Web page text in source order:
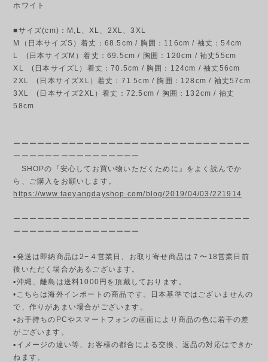
ホワイト
■サイズ(cm)：M,L、XL、2XL、3XL
M（日本サイズS）着丈：68.5cm / 胸囲：116cm / 袖丈：54cm
L (日本サイズM）着丈：69.5cm / 胸囲：120cm / 袖丈55cm
XL (日本サイズL）着丈：70.5cm / 胸囲：124cm / 袖丈56cm
2XL (日本サイズXL）着丈：71.5cm / 胸囲：128cm / 袖丈57cm
3XL (日本サイズ2XL）着丈：72.5cm / 胸囲：132cm / 袖丈
58cm
ーーーーーーーーーーーーーーーーーーーーーーーーーーーーーー
ーーーーーーーーーーーーーーーー
SHOPの『安心してお買い物いただくために』をよく読んでか
ら、ご購入をお願いします。
https://www.taeyangdayshop.com/blog/2019/04/03/221914
ーーーーーーーーーーーーーーーーーーーーーーーーーーーーーー
ーーーーーーーーーーーーーーーー
▪発送は即納商品は2−４営業日、お取り寄せ商品は７〜18営業日前
後いただく場合があるございます。
▪︎沖縄、離島は送料1000円を頂戴しております。
•こちらは海外インポートの商品です。日本基準ではございませんの
で、作りがあまい場合がございます。
▪︎お手持ちのPCやスマートフォンの画面により商品の色に若干の差
がございます。
▪︎イメージの違い等、お客様の都合による交換、返品の対応はできか
ねます。